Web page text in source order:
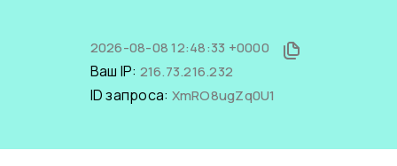
2026-08-08 12:48:33 +0000
Ваш IP: 216.73.216.232
ID запроса: XmRO8ugZq0U1